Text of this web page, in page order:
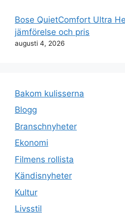
Bose QuietComfort Ultra
jämförelse och pris
augusti 4, 2026
Bakom kulisserna
Blogg
Branschnyheter
Ekonomi
Filmens rollista
Kändisnyheter
Kultur
Livsstil